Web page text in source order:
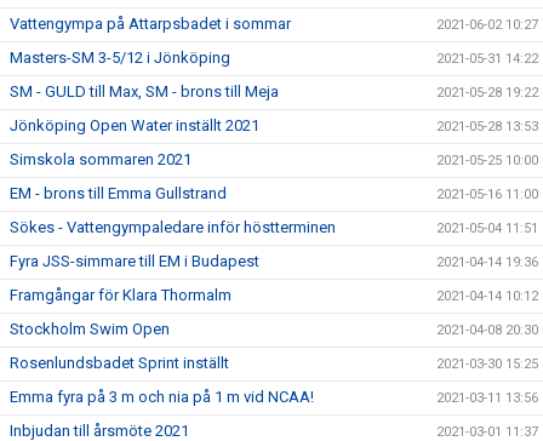
Vattengympa på Attarpsbadet i sommar 2021-06-02 10:27
Masters-SM 3-5/12 i Jönköping 2021-05-31 14:22
SM - GULD till Max, SM - brons till Meja 2021-05-28 19:22
Jönköping Open Water inställt 2021 2021-05-28 13:53
Simskola sommaren 2021 2021-05-25 10:00
EM - brons till Emma Gullstrand 2021-05-16 11:00
Sökes - Vattengympaledare inför höstterminen 2021-05-04 11:51
Fyra JSS-simmare till EM i Budapest 2021-04-14 19:36
Framgångar för Klara Thormalm 2021-04-14 10:12
Stockholm Swim Open 2021-04-08 20:30
Rosenlundsbadet Sprint inställt 2021-03-30 15:25
Emma fyra på 3 m och nia på 1 m vid NCAA! 2021-03-11 13:56
Inbjudan till årsmöte 2021 2021-03-01 11:37